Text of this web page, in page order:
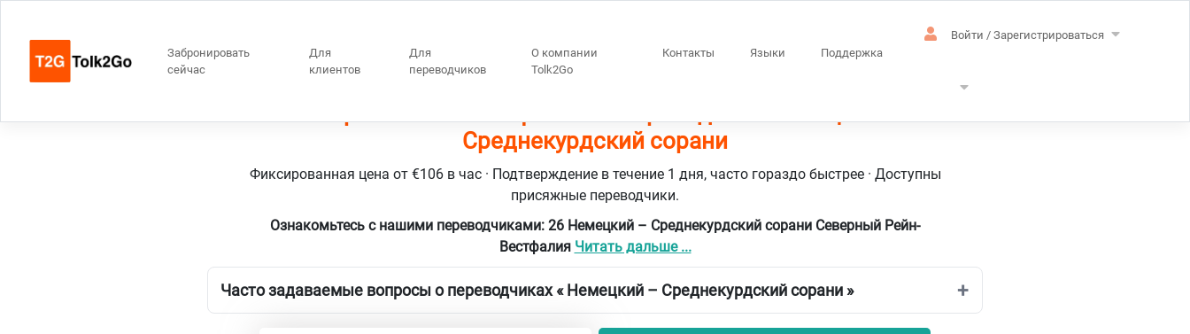
Забронировать
сейчас
Для
клиентов
Для
переводчиков
О компании
Tolk2Go
Контакты Языки Поддержка
Войти / Зарегистрироваться
Среднекурдский сорани
Фиксированная цена от €106 в час · Подтверждение в течение 1 дня, часто гораздо быстрее · Доступны
присяжные переводчики.
Ознакомьтесь с нашими переводчиками: 26 Немецкий – Среднекурдский сорани Северный Рейн-
Вестфалия Читать дальше ...
Часто задаваемые вопросы о переводчиках « Немецкий – Среднекурдский сорани »